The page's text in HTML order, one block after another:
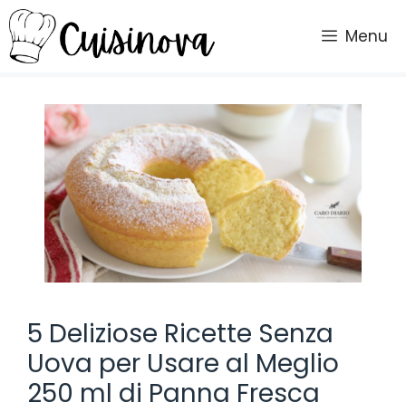
Vai
al
contenuto
Menu
5 Deliziose Ricette Senza
Uova per Usare al Meglio
250 ml di Panna Fresca